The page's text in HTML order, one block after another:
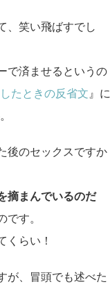
、笑い飛ばすでし
で済ませるというの
たときの反省文 』に
後のセックスですか
摘まんでいるのだ
です。
くらい！
が、冒頭でも述べた